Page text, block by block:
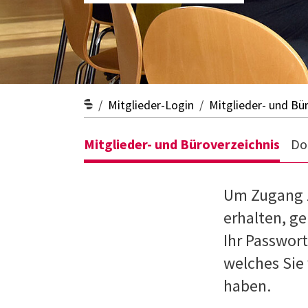
Mitglieder-Login Mitglieder- und
Mitglieder- und Büroverzeichnis
Um
erhalten,
Ihr
welches
haben.